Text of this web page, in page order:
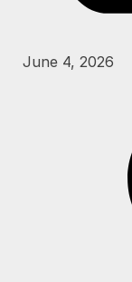
June 4, 2026